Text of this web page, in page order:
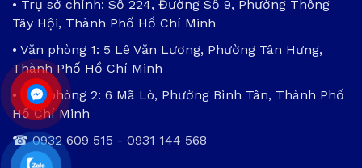
• Trụ sở chính: Số 224, Đường Số 9, Phường Thông
Tây Hội, Thành Phố Hồ Chí Minh
• Văn phòng 1: 5 Lê Văn Lương, Phường Tân Hưng,
Thành Phố Hồ Chí Minh
• Văn phòng 2: 6 Mã Lò, Phường Bình Tân, Thành Phố
Hồ Chí Minh
☎0932 609 515 - 0931 144 568